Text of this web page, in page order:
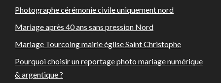
Photographe cérémonie civile uniquement nord
Mariage après 40 ans sans pression Nord
Mariage Tourcoing mairie église Saint Christophe
Pourquoi choisir un reportage photo mariage numérique
& argentique ?